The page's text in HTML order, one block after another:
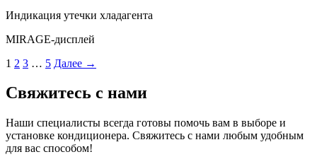
Индикация утечки хладагента
MIRAGE-дисплей
1 2 3 … 5 Далее →
Свяжитесь с нами
Наши специалисты всегда готовы помочь вам в выборе и
установке кондиционера. Свяжитесь с нами любым удобным
для вас способом!